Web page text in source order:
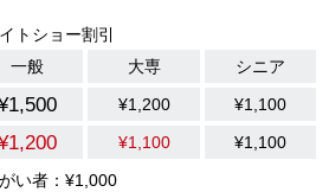
トショー割引
一般
大専
シニア
¥1,200
¥1,100
¥1,100
¥1,100
い者：¥1,000